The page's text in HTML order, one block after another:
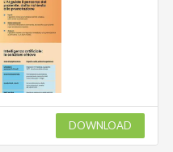
DOWNLOAD